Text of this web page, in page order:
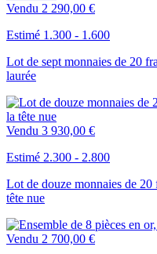
Vendu 2 290,00 €
Estimé 1.300 - 1.600
Lot de sept monnaies de 20
laurée
Vendu 3 930,00 €
Estimé 2.300 - 2.800
Lot de douze monnaies de
tête nue
Vendu 2 700,00 €